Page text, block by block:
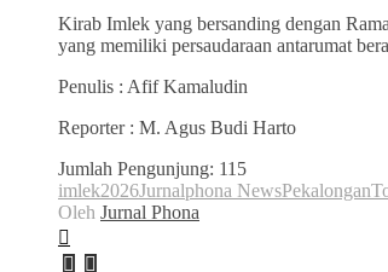
Kirab Imlek yang bersanding dengan
yang memiliki persaudaraan antarumat
Penulis : Afif Kamaludin
Reporter : M. Agus Budi Harto
Jumlah Pengunjung: 115
imlek2026Jurnalphona NewsPekalongan
Oleh Jurnal Phona